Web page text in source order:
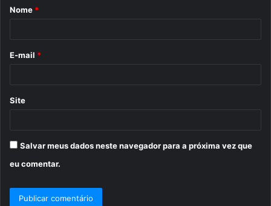
r
Nome *
E-mail *
Site
Salvar meus dados neste navegador para a próxima vez que
eu comentar.